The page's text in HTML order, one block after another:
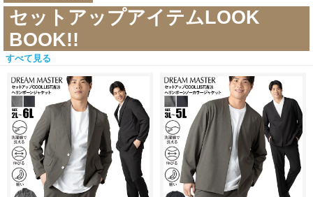
セットアップアイテムLOOK
BOOK!!
すべて見る